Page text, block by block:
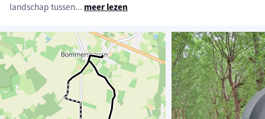
landschap tussen... meer lezen